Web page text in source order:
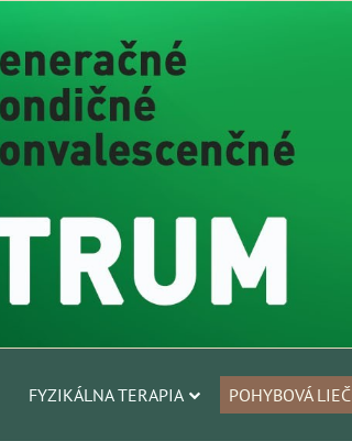
FYZIKÁLNA TERAPIA POHYBOVÁ